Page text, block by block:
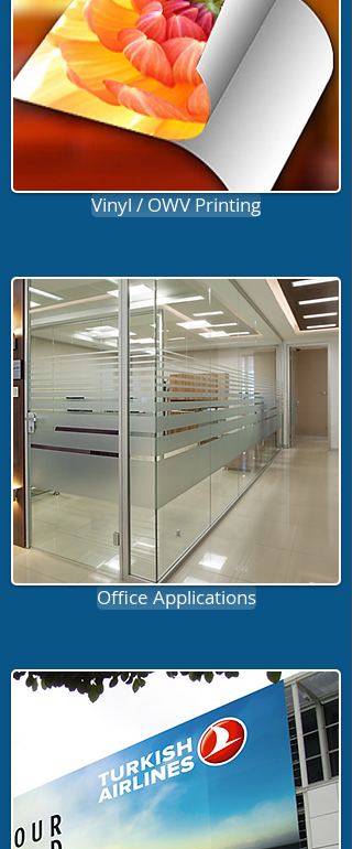
Vinyl / OWV Printing
Office Applications